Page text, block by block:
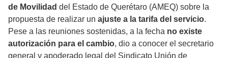
de Movilidad del Estado de Querétaro (AMEQ) sobre la
propuesta de realizar un ajuste a la tarifa del servicio.
Pese a las reuniones sostenidas, a la fecha no existe
autorización para el cambio, dio a conocer el secretario
general y apoderado legal del Sindicato Unión de